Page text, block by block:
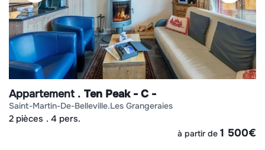
Appartement Ten Peak - C -
saint-martin-de-belleville les grangeraies
2 pièces 4 pers.
à partir de 1 500€